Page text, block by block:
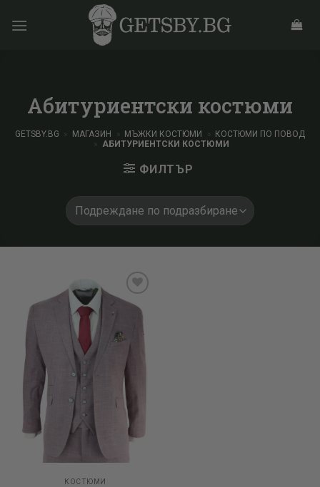
Абитуриентски костюми
GETSBY.BG МАГАЗИН МЪЖКИ КОСТЮМИ
КОСТЮМИ ПО ПОВОД
АБИТУРИЕНТСКИ КОСТЮМИ
ФИЛТЪР
Add to
wishlist
КОСТЮМИ